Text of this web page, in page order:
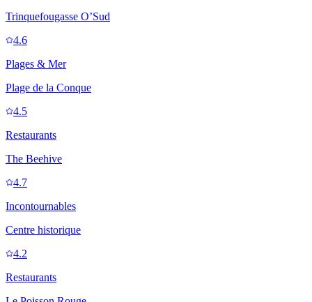
Trinquefougasse O’Sud
4.6
Plages & Mer
Plage de la Conque
4.5
Restaurants
The Beehive
4.7
Incontournables
Centre historique
4.2
Restaurants